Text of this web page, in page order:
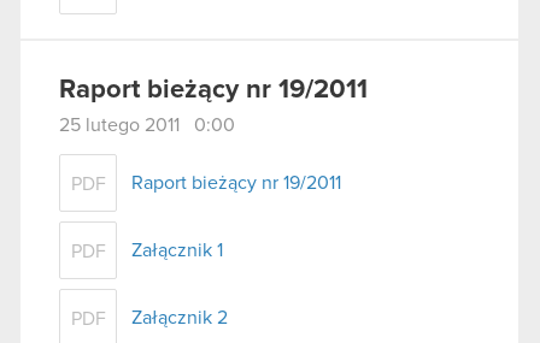
Raport bieżący nr 19/2011
25 lutego 2011 0:00
PDF Raport bieżący nr 19/2011
PDF Załącznik 1
PDF Załącznik 2